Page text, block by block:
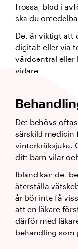
frossa, blod i
ska du
Det är viktigt att
digitalt eller via
vårdcentral eller
vidare.
Det behövs
särskild medicin
vinterkräksjuka.
ditt barn vilar
Ibland kan det
återställa
år bör inte få
att en läkare
därför med
behandling som